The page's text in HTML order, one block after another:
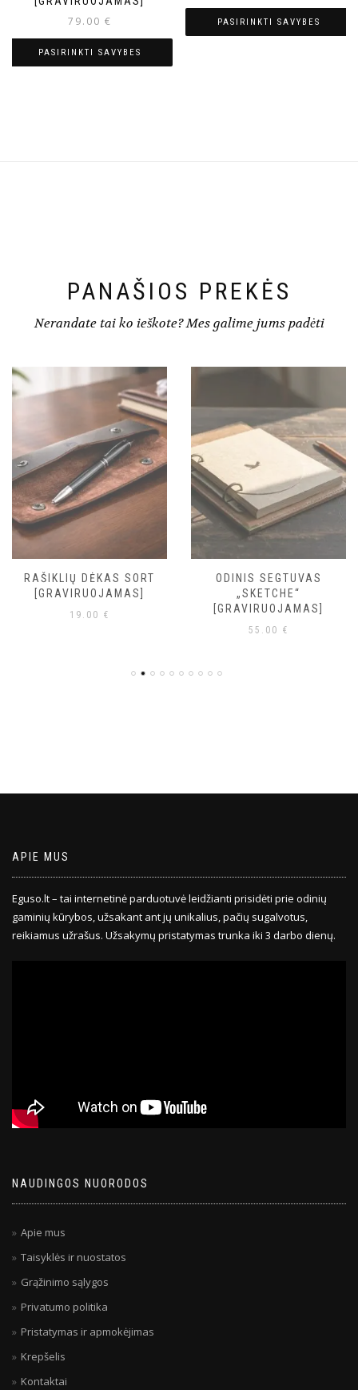
79.00 €
PASIRINKTI SAVYBES
PASIRINKTI SAVYBES
PANAŠIOS PREKĖS
Nerandate tai ko ieškote? Mes galime jums padėti
RAŠIKLIŲ DĖKAS SORT
[GRAVIRUOJAMAS]
19.00 €
ODINIS SEGTUVAS
„SKETCHE“
[GRAVIRUOJAMAS]
55.00 €
APIE MUS
Eguso.lt – tai internetinė parduotuvė leidžianti prisidėti prie odinių
gaminių kūrybos, užsakant ant jų unikalius, pačių sugalvotus,
reikiamus užrašus. Užsakymų pristatymas trunka iki 3 darbo dienų.
NAUDINGOS NUORODOS
Apie mus
Taisyklės ir nuostatos
Grąžinimo sąlygos
Privatumo politika
Pristatymas ir apmokėjimas
Krepšelis
Kontaktai